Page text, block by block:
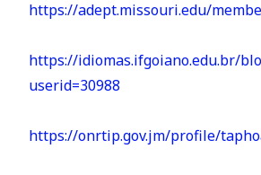
https://adept.missouri.edu/
https://idiomas.ifgoiano.edu.br/
userid=30988
https://onrtip.gov.jm/profile/